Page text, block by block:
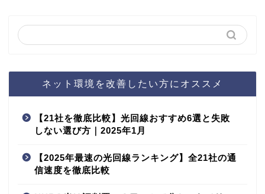
ネット環境を改善したい方にオススメ
【21社を徹底比較】光回線おすすめ6選と失敗
しない選び方｜2025年1月
【2025年最速の光回線ランキング】全21社の通
信速度を徹底比較